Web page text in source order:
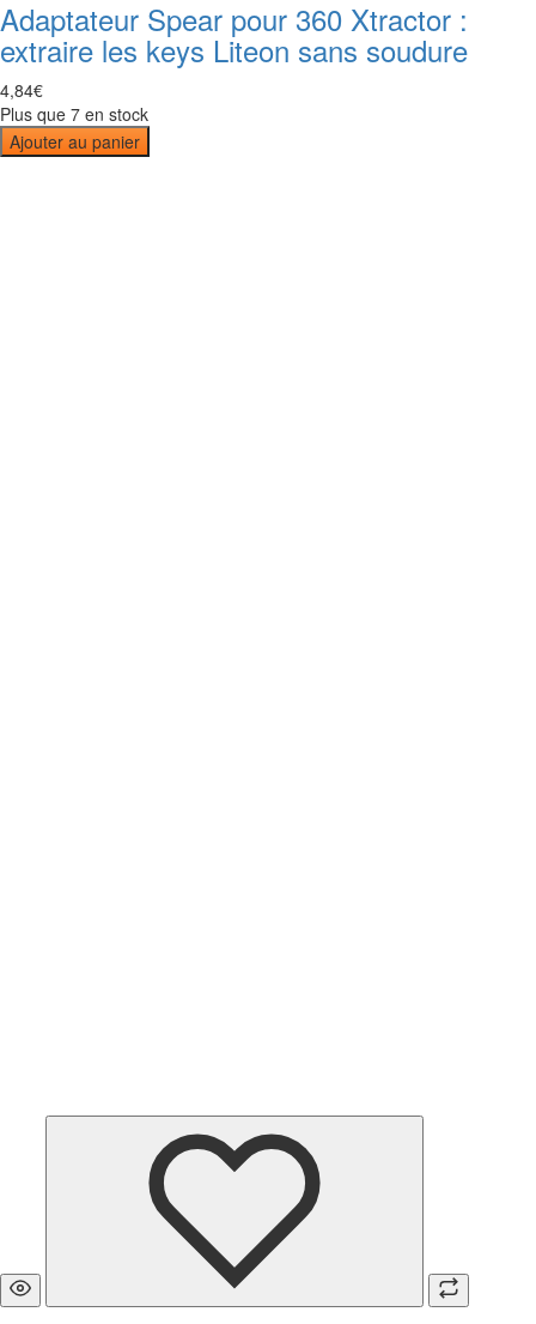
Adaptateur Spear pour 360 Xtractor :
extraire les keys Liteon sans soudure
4,84€
Plus que 7 en stock
Ajouter au panier